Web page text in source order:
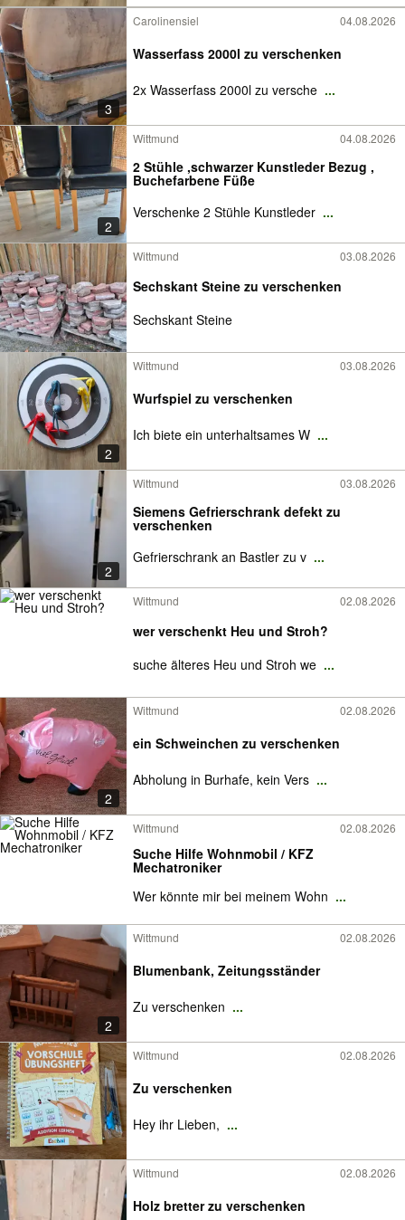
3
Carolinensiel 04.08.2026
Wasserfass 2000l zu verschenken
2x Wasserfass 2000l zu versche ...
2
Wittmund 04.08.2026
2 Stühle ,schwarzer Kunstleder Bezug ,
Buchefarbene Füße
Verschenke 2 Stühle Kunstleder ...
Wittmund 03.08.2026
Sechskant Steine zu verschenken
Sechskant Steine
2
Wittmund 03.08.2026
Wurfspiel zu verschenken
Ich biete ein unterhaltsames W ...
2
Wittmund 03.08.2026
Siemens Gefrierschrank defekt zu
verschenken
Gefrierschrank an Bastler zu v ...
Wittmund 02.08.2026
wer verschenkt Heu und Stroh?
suche älteres Heu und Stroh we ...
2
Wittmund 02.08.2026
ein Schweinchen zu verschenken
Abholung in Burhafe, kein Vers ...
Wittmund 02.08.2026
Suche Hilfe Wohnmobil / KFZ
Mechatroniker
Wer könnte mir bei meinem Wohn ...
2
Wittmund 02.08.2026
Blumenbank, Zeitungsständer
Zu verschenken ...
Wittmund 02.08.2026
Zu verschenken
Hey ihr Lieben, ...
Wittmund 02.08.2026
Holz bretter zu verschenken